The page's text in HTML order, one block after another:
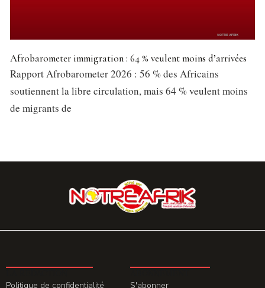
Afrobarometer immigration : 64 % veulent moins d’arrivées
Rapport Afrobarometer 2026 : 56 % des Africains
soutiennent la libre circulation, mais 64 % veulent moins
de migrants de
Politique de confidentialité
S'abonner